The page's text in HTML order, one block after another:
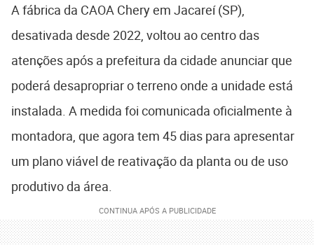
A fábrica da CAOA Chery em Jacareí (SP),
desativada desde 2022, voltou ao centro das
atenções após a prefeitura da cidade anunciar que
poderá desapropriar o terreno onde a unidade está
instalada. A medida foi comunicada oficialmente à
montadora, que agora tem 45 dias para apresentar
um plano viável de reativação da planta ou de uso
produtivo da área.